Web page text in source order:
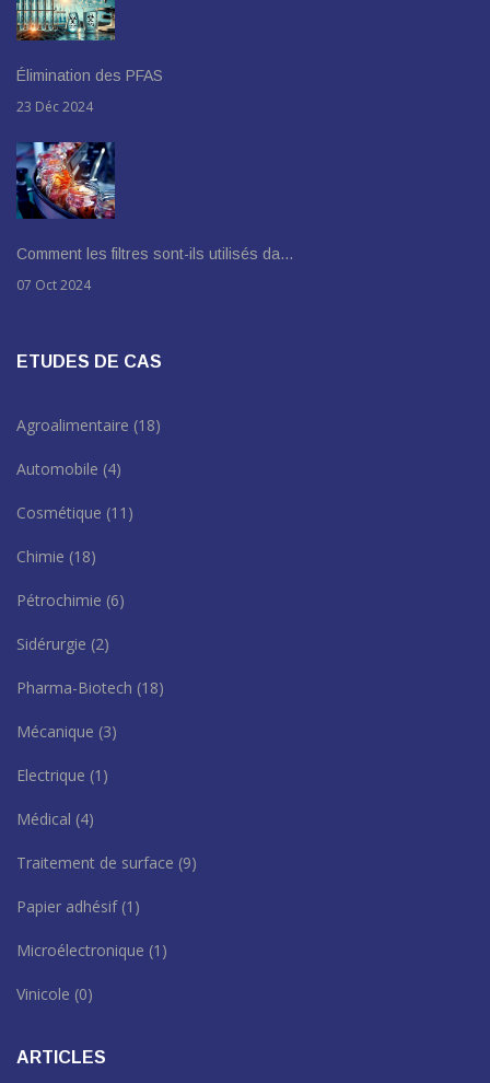
Élimination des PFAS
23 Déc 2024
Comment les filtres sont-ils utilisés da…
07 Oct 2024
ETUDES DE CAS
Agroalimentaire (18)
Automobile (4)
Cosmétique (11)
Chimie (18)
Pétrochimie (6)
Sidérurgie (2)
Pharma-Biotech (18)
Mécanique (3)
Electrique (1)
Médical (4)
Traitement de surface (9)
Papier adhésif (1)
Microélectronique (1)
Vinicole (0)
ARTICLES